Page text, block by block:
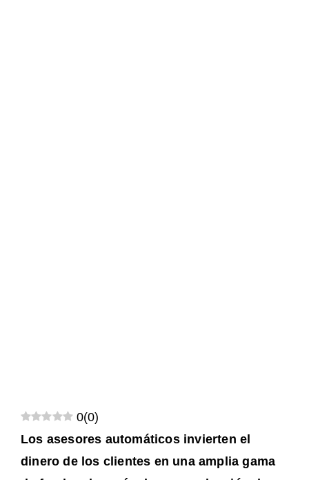
0(0)
Los asesores automáticos invierten el
dinero de los clientes en una amplia gama